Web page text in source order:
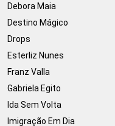
Debora Maia
Destino Mágico
Drops
Esterliz Nunes
Franz Valla
Gabriela Egito
Ida Sem Volta
Imigração Em Dia